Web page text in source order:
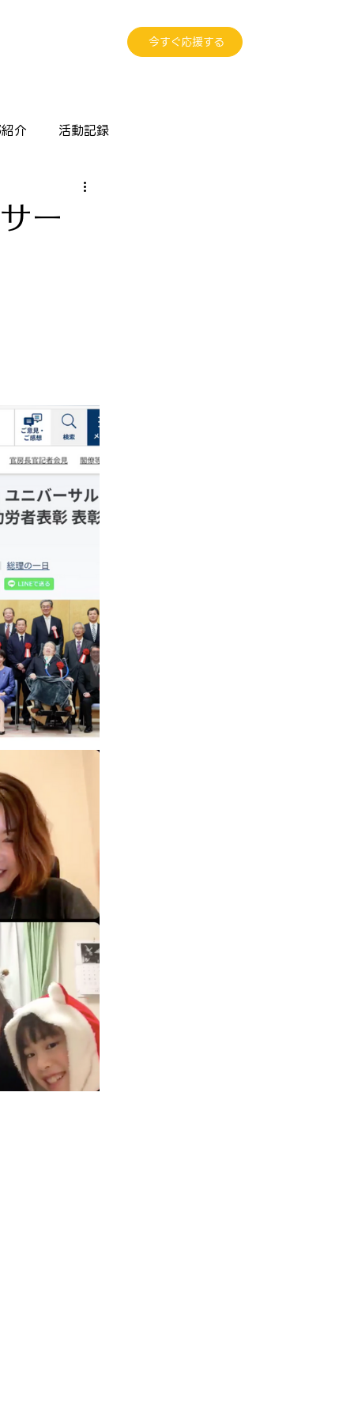
今すぐ応援する
介 活動記録
ー